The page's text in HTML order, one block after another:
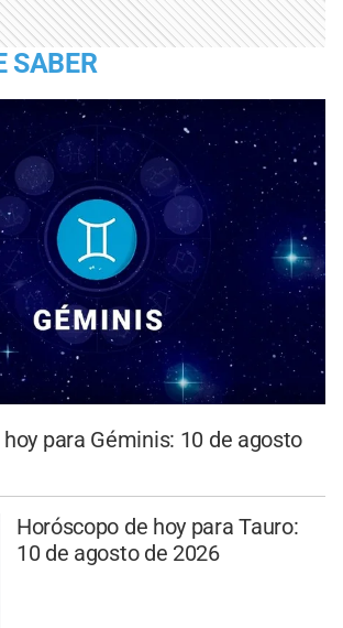
SABER
para Géminis: 10 de agosto
Horóscopo de hoy para Tauro:
10 de agosto de 2026